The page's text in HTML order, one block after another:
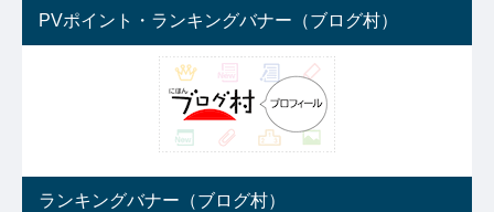
PVポイント・ランキングバナー（ブログ村）
ランキングバナー（ブログ村）